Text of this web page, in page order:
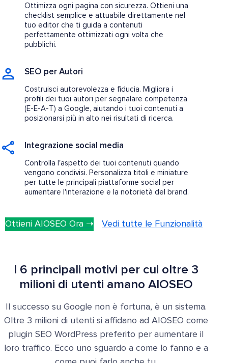
Ottimizza ogni pagina con sicurezza. Ottieni una
checklist semplice e attuabile direttamente nel
tuo editor che ti guida a contenuti
perfettamente ottimizzati ogni volta che
pubblichi.
SEO per Autori
Costruisci autorevolezza e fiducia. Migliora i
profili dei tuoi autori per segnalare competenza
(E-E-A-T) a Google, aiutando i tuoi contenuti a
posizionarsi più in alto nei risultati di ricerca.
Integrazione social media
Controlla l'aspetto dei tuoi contenuti quando
vengono condivisi. Personalizza titoli e miniature
per tutte le principali piattaforme social per
aumentare l'interazione e la notorietà del brand.
Ottieni AIOSEO Ora ➝ Vedi tutte le Funzionalità
I 6 principali motivi per cui oltre 3
milioni di utenti amano AIOSEO
Il successo su Google non è fortuna, è un sistema.
Oltre 3 milioni di utenti si affidano ad AIOSEO come
plugin SEO WordPress preferito per aumentare il
loro traffico. Ecco uno sguardo a come lo fanno e a